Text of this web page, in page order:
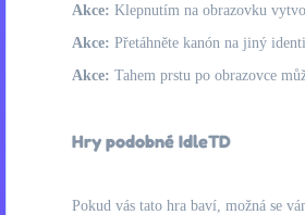
Akce: Klepnutím na obrazovku
Akce: Přetáhněte kanón na jiný
Akce: Tahem prstu po obrazovce
Hry podobné IdleTD
Pokud vás tato hra baví, možná se